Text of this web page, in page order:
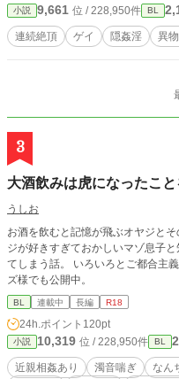
小説 9,661 位 / 228,950件 BL
連続絶頂 ゲイ 隠姦淫 異
3
大酒飲みは虎になったこ
うしお
お酒を飲むと記憶が飛ぶオヤジと
ジが好きすぎておかしいマゾ息子
てしまう話。 いろいろとご都合主義なアイテムが出ます。 ムーンライトノベル
ズ様でも公開中。
BL 連載中 長編 R18
24h.ポイント 120pt
小説 10,319 位 / 228,950件 BL
近親相姦あり 濁音喘ぎ なん